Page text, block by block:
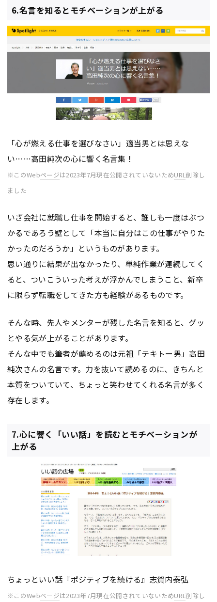
6.名言を知るとモチベーションが上がる
「心が燃える仕事を選びなさい」適当男とは思えな
い……高田純次の心に響く名言集！
※このWebページは2023年7月現在公開されていないためURL削除し
ました
いざ会社に就職し仕事を開始すると、誰しも一度はぶつ
かるであろう壁として「本当に自分はこの仕事がやりた
かったのだろうか」というものがあります。
思い通りに結果が出なかったり、単純作業が連続してく
ると、ついこういった考えが浮かんでしまうこと、新卒
に限らず転職をしてきた方も経験があるものです。
そんな時、先人やメンターが残した名言を知ると、グッ
とやる気が上がることがあります。
そんな中でも筆者が薦めるのは元祖「テキトー男」高田
純次さんの名言です。力を抜いて読めるのに、きちんと
本質をついていて、ちょっと笑わせてくれる名言が多く
存在します。
7.心に響く「いい話」を読むとモチベーションが
上がる
ちょっといい話『ポジティブを続ける』志賀内泰弘
※このWebページは2023年7月現在公開されていないためURL削除し